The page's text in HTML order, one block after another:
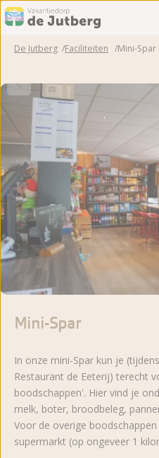
De Jutberg Faciliteiten Mini-Spar
Mini-Spar
In onze mini-Spar kun je
Restaurant de Eeterij) terecht
boodschappen'. Hier vind je
melk, boter, broodbeleg,
Voor de overige
supermarkt (op ongeveer 1